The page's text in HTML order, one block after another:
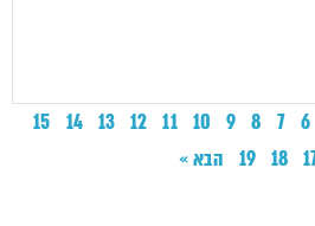
6
7
8
9
10
11
12
13
14
15
18
19 הבא »